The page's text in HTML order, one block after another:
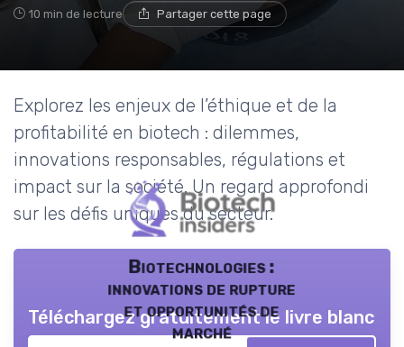
10 min de lecture Partager cette page
Explorez les enjeux de l’éthique et de la
profitabilité en biotech : dilemmes,
innovations responsables, régulations et
impact sur la société. Un regard approfondi
sur les défis uniques du secteur.
Biotechnologies :
innovations de rupture
et opportunités de
marché
Téléchargez gratuitement le livre blanc